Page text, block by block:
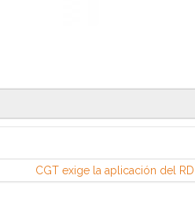
CGT exige la aplicación del RD
1698/2011 sobre coeficientes